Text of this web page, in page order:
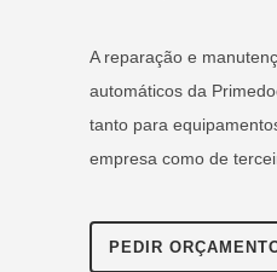
A reparação e
automáticos da
tanto para
empresa como de
PEDIR